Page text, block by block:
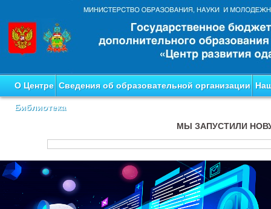
О Центре Сведения об образовательной организации
Библиотека
МЫ ЗАПУСТИЛИ